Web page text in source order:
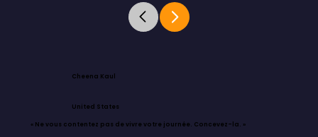
Cheena Kaul
United States
« Ne vous contentez pas de vivre votre journée. Concevez-la. »